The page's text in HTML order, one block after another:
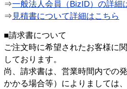
⇒一般法人会員（BizID）の詳細
⇒ 見積書について詳細はこちら
■請求書について
ご注文時に希望されたお客様に
しております。
尚、請求書は、営業時間内での
かかる場合等）によりましては